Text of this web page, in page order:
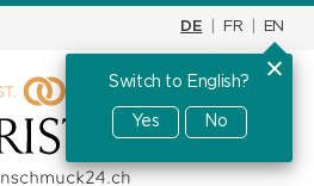
DE FR EN
Switch to English?
Yes No